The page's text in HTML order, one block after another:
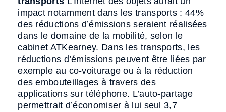
impact notamment dans les transports : 44%
des réductions d’émissions seraient réalisées
dans le domaine de la mobilité, selon le
cabinet ATKearney. Dans les transports, les
réductions d’émissions peuvent être liées par
exemple au co-voiturage ou à la réduction
des embouteillages à travers des
applications sur téléphone. L’auto-partage
permettrait d’économiser à lui seul 3,7